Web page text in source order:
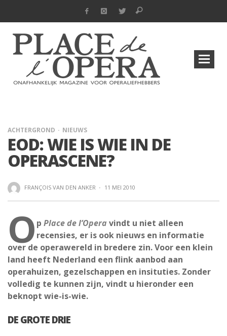
ACHTERGROND NIEUWS
EOD: WIE IS WIE IN DE
OPERASCENE?
FRANÇOIS VAN DEN ANKER · 11 MEI 2010
O p Place de l’Opera vindt u niet alleen
recensies, er is ook nieuws en informatie
over de operawereld in bredere zin. Voor een klein
land heeft Nederland een flink aanbod aan
operahuizen, gezelschappen en insituties. Zonder
volledig te kunnen zijn, vindt u hieronder een
beknopt wie-is-wie.
DE GROTE DRIE